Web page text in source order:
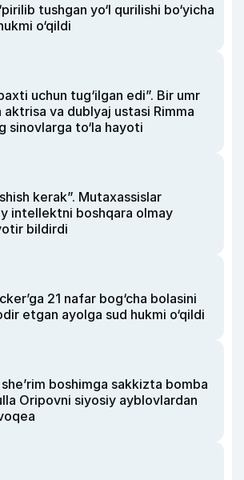
tushgan yo‘l qurilishi bo‘yicha
o‘qildi
uchun tug‘ilgan edi”. Bir umr
va dublyaj ustasi Rimma
sinovlarga to‘la hayoti
kerak”. Mutaxassislar
intellektni boshqara olmay
bildirdi
21 nafar bog‘cha bolasini
etgan ayolga sud hukmi o‘qildi
boshimga sakkizta bomba
Oripovni siyosiy ayblovlardan